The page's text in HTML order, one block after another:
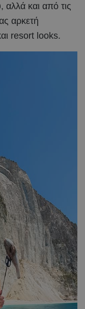
αλλά και από τις
αρκετή
resort looks.